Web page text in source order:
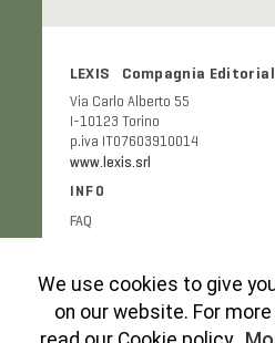
LEXIS Compagnia
Via Carlo Alberto 55
I-10123 Torino
p.iva IT07603910014
www.lexis.srl
INFO
FAQ
Publication ethics
Cookies Policy
We use cookies to give
on our website. For